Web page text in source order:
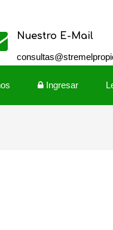
Nuestro E-Mail
Ingresar